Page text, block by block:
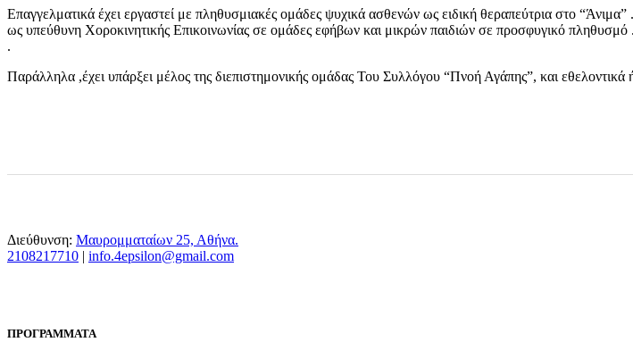
Επαγγελματικά έχει εργαστεί με πληθυσμιακές ομάδες ψυχικά ασθενών ως ειδική θεραπεύτρια στο
ως υπεύθυνη Χοροκινητικής Επικοινωνίας σε ομάδες εφήβων και μικρών παιδιών σε προσφυγικό
.
Παράλληλα ,έχει υπάρξει μέλος της διεπιστημονικής ομάδας Του Συλλόγου “Πνοή Αγάπης”, και
Διεύθυνση: Μαυρομματαίων 25, Αθήνα.
2108217710 ​ | info.4epsilon@gmail.com
ΠΡΟΓΡΑΜΜΑΤΑ